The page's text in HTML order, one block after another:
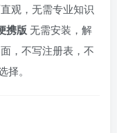
观，无需专业知识
携版 无需安装，解
，不写注册表，不
。